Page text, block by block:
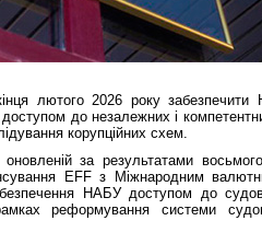
лютого 2026 року забезпечити
до незалежних і
корупційних схем.
за результатами
EFF з Міжнародним
НАБУ доступом до
реформування системи